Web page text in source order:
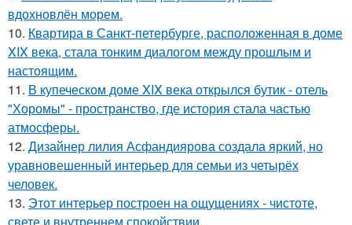
вдохновлён морем.
10. Квартира в Санкт-петербурге, расположенная в доме
XIX века, стала тонким диалогом между прошлым и
настоящим.
11. В купеческом доме XIX века открылся бутик - отель
"Хоромы" - пространство, где история стала частью
атмосферы.
12. Дизайнер лилия Асфандиярова создала яркий, но
уравновешенный интерьер для семьи из четырёх
человек.
13. Этот интерьер построен на ощущениях - чистоте,